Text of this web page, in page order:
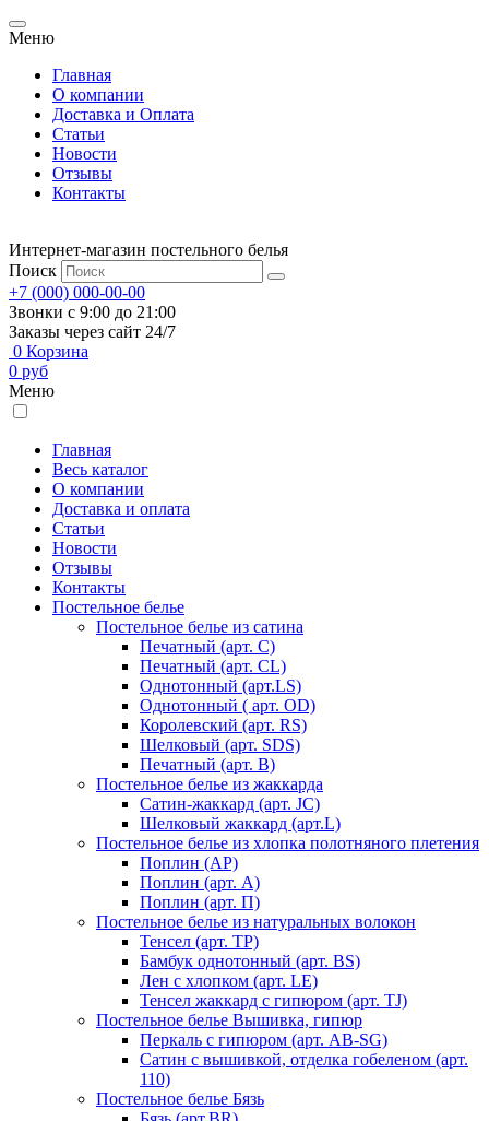
Меню
Главная
О компании
Доставка и Оплата
Статьи
Новости
Отзывы
Контакты
Интернет-магазин постельного белья
Поиск
+7 (000) 000-00-00
Звонки с 9:00 до 21:00
Заказы через сайт 24/7
0 Корзина
0 руб
Меню
Главная
Весь каталог
О компании
Доставка и оплата
Статьи
Новости
Отзывы
Контакты
Постельное белье
Постельное белье из сатина
Печатный (арт. С)
Печатный (арт. СL)
Однотонный (арт.LS)
Однотонный ( арт. OD)
Королевский (арт. RS)
Шелковый (арт. SDS)
Печатный (арт. В)
Постельное белье из жаккарда
Сатин-жаккард (арт. JC)
Шелковый жаккард (арт.L)
Постельное белье из хлопка полотняного плетения
Поплин (AP)
Поплин (арт. А)
Поплин (арт. П)
Постельное белье из натуральных волокон
Тенсел (арт. ТР)
Бамбук однотонный (арт. BS)
Лен с хлопком (арт. LE)
Тенсел жаккард с гипюром (арт. TJ)
Постельное белье Вышивка, гипюр
Перкаль с гипюром (арт. AB-SG)
Сатин с вышивкой, отделка гобеленом (арт.
110)
Постельное белье Бязь